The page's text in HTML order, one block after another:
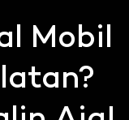
Mobil